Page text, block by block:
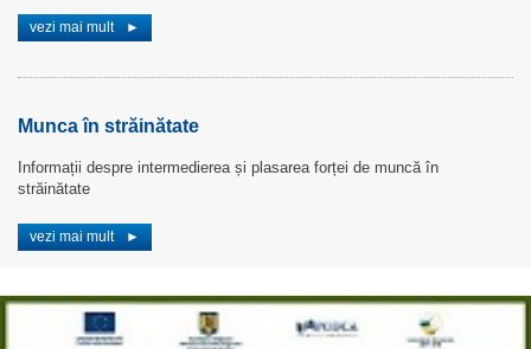
vezi mai mult ►
Munca în străinătate
Informații despre intermedierea și plasarea forței de muncă în
străinătate
vezi mai mult ►